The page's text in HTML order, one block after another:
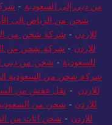
من دبي إلى السعودية -
شحن من الرياض الى
للاردن - شركة شحن من
للاردن - شركة شحن من
للسعودية - شحن من دبي
شركة شحن من السعودية
للاردن - نقل عفش من
للاردن - شحن من السعودية
للاردن - شحن اثاث من